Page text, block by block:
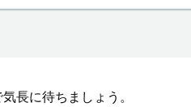
長に待ちましょう。